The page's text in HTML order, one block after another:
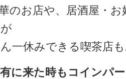
のお店や、居酒屋・
一休みできる喫茶店
に来た時もコインパ